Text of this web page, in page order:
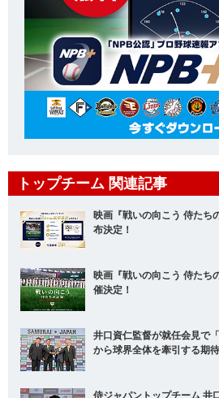
トップチーム 関連記事
映画『戦いの向こう 侍たち
布決定！
映画『戦いの向こう 侍たち
催決定！
井口資仁監督が就任会見で
から球界全体を牽引する期
侍ジャパントップチーム 井